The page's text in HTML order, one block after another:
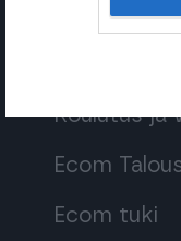
Oppaat ja
Koulutus ja
Ecom
Ecom tuki